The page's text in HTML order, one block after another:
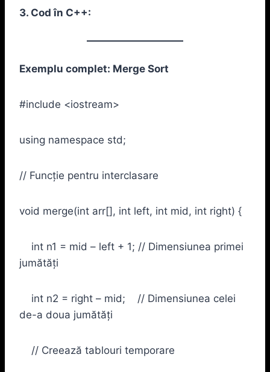
3. Cod în C++:
Exemplu complet: Merge Sort
#include <iostream>
using namespace std;
// Funcție pentru interclasare
void merge(int arr[], int left, int mid, int right) {
int n1 = mid – left + 1; // Dimensiunea primei
jumătăți
int n2 = right – mid; // Dimensiunea celei
de-a doua jumătăți
// Creează tablouri temporare